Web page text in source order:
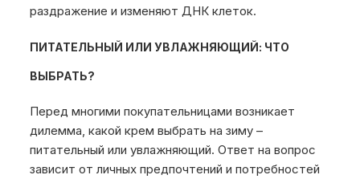
раздражение и изменяют ДНК клеток.
ПИТАТЕЛЬНЫЙ ИЛИ УВЛАЖНЯЮЩИЙ: ЧТО
ВЫБРАТЬ?
Перед многими покупательницами возникает
дилемма, какой крем выбрать на зиму –
питательный или увлажняющий. Ответ на вопрос
зависит от личных предпочтений и потребностей